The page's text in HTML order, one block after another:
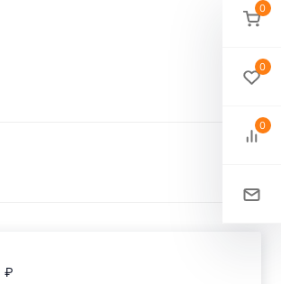
₽
0
0
0